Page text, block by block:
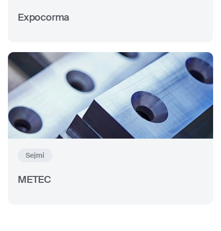
Expocorma
Sejmi
METEC